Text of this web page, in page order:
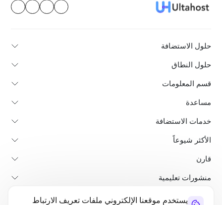
يستخدم موقعنا الإلكتروني ملفات تعريف الارتباط
حلول الاستضافة
حلول النطاق
قسم المعلومات
مساعدة
خدمات الاستضافة
الأكثر شيوعاً
قارن
منشورات تعليمية